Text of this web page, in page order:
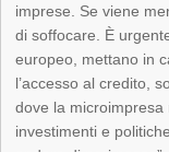
imprese. Se viene
di soffocare. È
europeo, mettano in
l’accesso al credito,
dove la microimpresa
investimenti e